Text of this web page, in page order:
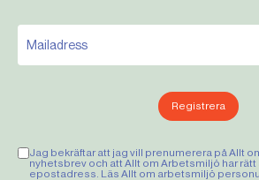
Registrera
Jag bekräftar att jag vill prenumerera på Allt
nyhetsbrev och att Allt om Arbetsmiljö har rätt
epostadress. Läs Allt om arbetsmiljö